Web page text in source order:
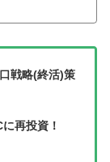
戦略(終活)策
再投資！